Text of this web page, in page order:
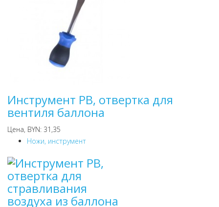
Инструмент PB, отвертка для
вентиля баллона
Цена, BYN: 31,35
Ножи, инструмент